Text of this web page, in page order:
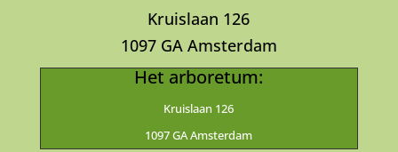
Kruislaan 126
1097 GA Amsterdam
Het arboretum:
Kruislaan 126
1097 GA Amsterdam